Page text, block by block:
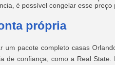
é possível congelar esse preço
própria
um pacote completo casas
de confiança, como a Real